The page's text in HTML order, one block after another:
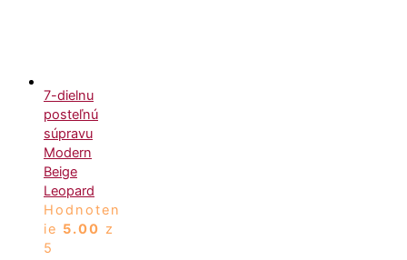
7-dielnu
posteľnú
súpravu
Modern
Beige
Leopard
Hodnoten
ie 5.00 z
5